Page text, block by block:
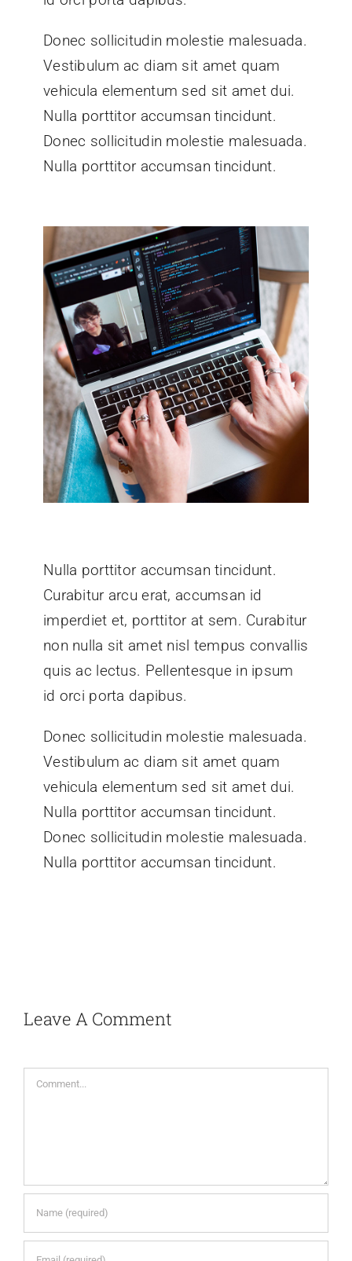
Donec sollicitudin molestie malesuada.
Vestibulum ac diam sit amet quam
vehicula elementum sed sit amet dui.
Nulla porttitor accumsan tincidunt.
Donec sollicitudin molestie malesuada.
Nulla porttitor accumsan tincidunt.
Nulla porttitor accumsan tincidunt.
Curabitur arcu erat, accumsan id
imperdiet et, porttitor at sem. Curabitur
non nulla sit amet nisl tempus convallis
quis ac lectus. Pellentesque in ipsum
id orci porta dapibus.
Donec sollicitudin molestie malesuada.
Vestibulum ac diam sit amet quam
vehicula elementum sed sit amet dui.
Nulla porttitor accumsan tincidunt.
Donec sollicitudin molestie malesuada.
Nulla porttitor accumsan tincidunt.
Leave A Comment
Comment